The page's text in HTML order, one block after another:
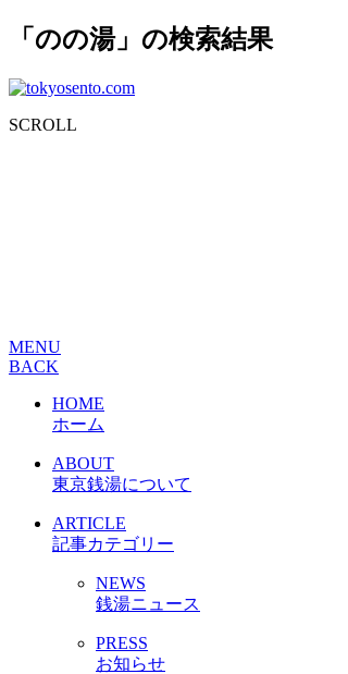
「のの湯」の検索結果
SCROLL
MENU
BACK
HOME
ホーム
ABOUT
東京銭湯について
ARTICLE
記事カテゴリー
NEWS
銭湯ニュース
PRESS
お知らせ